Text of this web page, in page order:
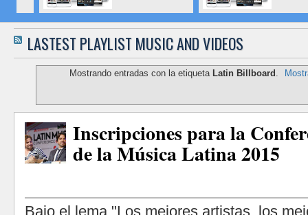
LASTEST PLAYLIST MUSIC AND VIDEOS
Mostrando entradas con la etiqueta Latin Billboard
Inscripciones para la
de la Música Latina 2015